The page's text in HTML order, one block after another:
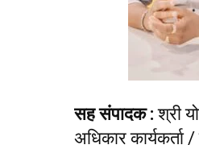
सह संपादक : श्री
अधिकार कार्यकर्ता